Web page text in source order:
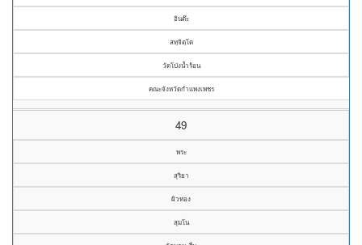
อินต๊ะ
สทฺจิตฺโต
วัดโป่งน้ำร้อน
คณะจังหวัดกำแพงเพชร
49
พระ
สุริยา
ผิวทอง
สุมโน